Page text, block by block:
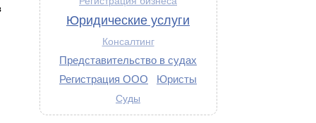
Юридические услуги
Консалтинг
Представительство в судах
Регистрация ООО
Юристы
Суды